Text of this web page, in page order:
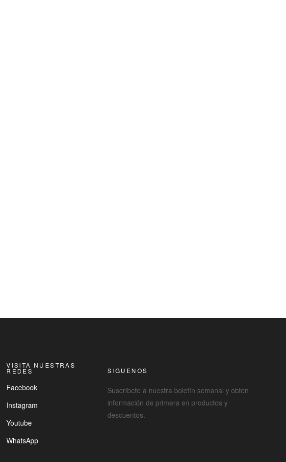
VISITA NUESTRAS
REDES
Facebook
Instagram
Youtube
WhatsApp
SIGUENOS
Suscríbete a nuestra boletín semanal y obtén
información de primera en productos y
descuentos.